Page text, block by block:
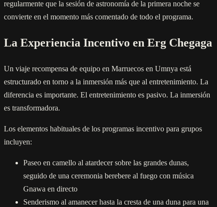
regularmente que la sesión de astronomía de la primera noche se
convierte en el momento más comentado de todo el programa.
La Experiencia Incentivo en Erg Chegaga
Un viaje recompensa de equipo en Marruecos en Umnya está
estructurado en torno a la inmersión más que al entretenimiento. La
diferencia es importante. El entretenimiento es pasivo. La inmersión
es transformadora.
Los elementos habituales de los programas incentivo para grupos
incluyen:
Paseo en camello al atardecer sobre las grandes dunas,
seguido de una ceremonia berebere al fuego con música
Gnawa en directo
Senderismo al amanecer hasta la cresta de una duna para una